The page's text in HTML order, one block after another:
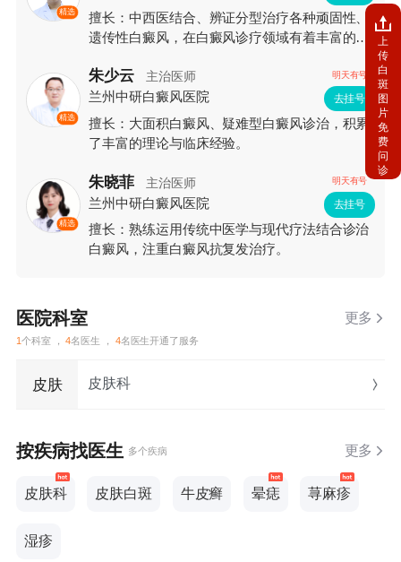
精选
擅长：中西医结合、辨证分型治疗各种顽固性、
遗传性白癜风，在白癜风诊疗领域有着丰富的临
精选
朱少云 主治医师
兰州中研白癜风医院
明天有号
去挂号
擅长：大面积白癜风、疑难型白癜风诊治，积累
了丰富的理论与临床经验。
精选
朱晓菲 主治医师
兰州中研白癜风医院
明天有号
去挂号
擅长：熟练运用传统中医学与现代疗法结合诊治
白癜风，注重白癜风抗复发治疗。
医院科室 更多
1 个科室 ，4名医生 ， 4名医生开通了服务
皮肤 皮肤科
按疾病找医生 多个疾病 更多
皮肤科 皮肤白斑 牛皮癣 晕痣 荨麻疹
湿疹
上
传
白
斑
图
片
免
费
问
诊